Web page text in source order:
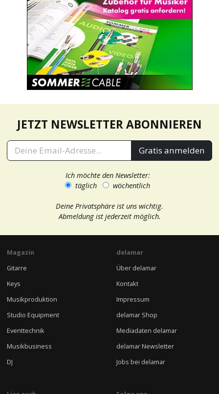
JETZT NEWSLETTER ABONNIEREN
Gratis anmelden
Ich möchte den Newsletter:
täglich
wöchentlich
Deine Privatsphäre ist uns wichtig.
Abmeldung ist jederzeit möglich.
Magazin
Gitarre
Keys
Musikproduktion
Studio Equipment
Eventtechnik
Musikbusiness
DJ
delamar
Über delamar
Kontakt
Impressum
delamar Shop
Mediadaten delamar
delamar Newsletter
Jobs bei delamar